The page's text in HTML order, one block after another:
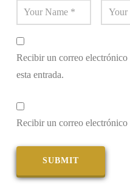
Recibir un correo electrónico
esta entrada.
Recibir un correo electrónico